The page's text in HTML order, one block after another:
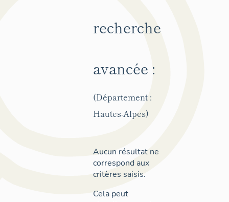
recherche
avancée :
(Département :
Hautes-Alpes)
Aucun résultat ne
correspond aux
critères saisis.
Cela peut